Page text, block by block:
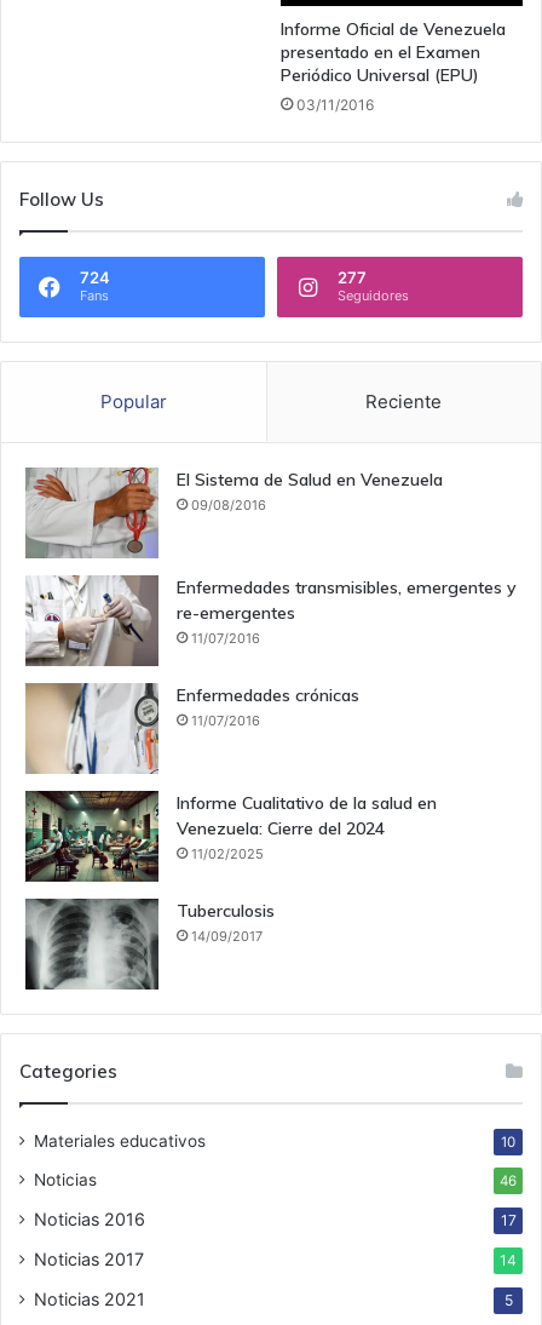
Informe Oficial de Venezuela
presentado en el Examen
Periódico Universal (EPU)
03/11/2016
Follow Us
724
Fans
277
Seguidores
Popular Reciente
El Sistema de Salud en Venezuela
09/08/2016
Enfermedades transmisibles, emergentes y
re-emergentes
11/07/2016
Enfermedades crónicas
11/07/2016
Informe Cualitativo de la salud en
Venezuela: Cierre del 2024
11/02/2025
Tuberculosis
14/09/2017
Categories
Materiales educativos 10
Noticias 46
Noticias 2016 17
Noticias 2017 14
Noticias 2021 5